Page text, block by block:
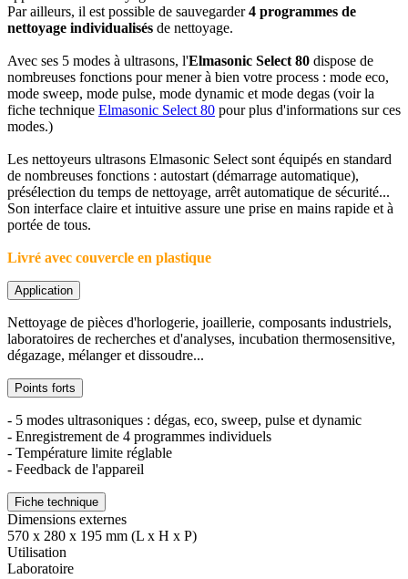
Par ailleurs, il est possible de sauvegarder4 programmes de
nettoyage individualisés de nettoyage.
Avec ses 5 modes à ultrasons, l'Elmasonic Select 80 dispose de
nombreuses fonctions pour mener à bien votre process : mode eco,
mode sweep, mode pulse, mode dynamic et mode degas (voir la
fiche technique Elmasonic Select 80 pour plus d'informations sur ces
modes.)
Les nettoyeurs ultrasons Elmasonic Select sont équipés en standard
de nombreuses fonctions : autostart (démarrage automatique),
présélection du temps de nettoyage, arrêt automatique de sécurité...
Son interface claire et intuitive assure une prise en mains rapide et à
portée de tous.
Livré avec couvercle en plastique
Application
Nettoyage de pièces d'horlogerie, joaillerie, composants industriels,
laboratoires de recherches et d'analyses, incubation thermosensitive,
dégazage, mélanger et dissoudre...
Points forts
- 5 modes ultrasoniques : dégas, eco, sweep, pulse et dynamic
- Enregistrement de 4 programmes individuels
- Température limite réglable
- Feedback de l'appareil
Fiche technique
Dimensions externes
570 x 280 x 195 mm (L x H x P)
Utilisation
Laboratoire